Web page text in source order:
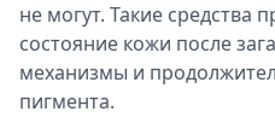
не могут. Такие средства
состояние кожи после
механизмы и
пигмента.